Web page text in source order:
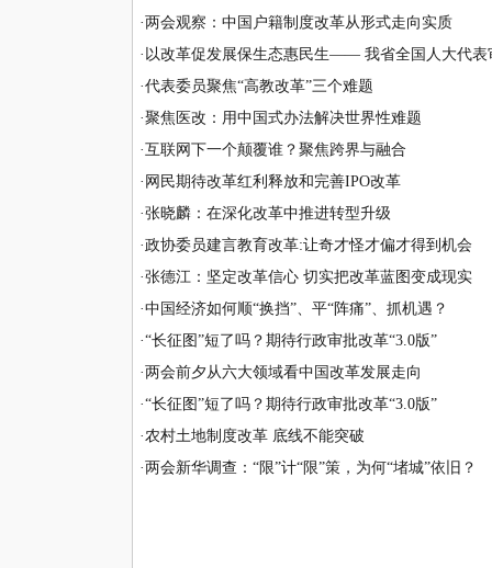
· 两会观察：中国户籍制度改革从形式走向实质
· 以改革促发展保生态惠民生—— 我省全国人大代表
·代表委员聚焦“高教改革”三个难题
·聚焦医改：用中国式办法解决世界性难题
·互联网下一个颠覆谁？聚焦跨界与融合
· 网民期待改革红利释放和完善IPO改革
·张晓麟：在深化改革中推进转型升级
·政协委员建言教育改革:让奇才怪才偏才得到机会
·张德江：坚定改革信心 切实把改革蓝图变成现实
·中国经济如何顺“换挡”、平“阵痛”、抓机遇？
·“长征图”短了吗？期待行政审批改革“3.0版”
· 两会前夕从六大领域看中国改革发展走向
·“长征图”短了吗？期待行政审批改革“3.0版”
·农村土地制度改革 底线不能突破
· 两会新华调查：“限”计“限”策，为何“堵城”依旧？